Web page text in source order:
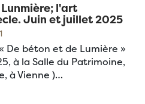
l'art
Juin et juillet 2025
De béton et de Lumière »
à la Salle du Patrimoine,
à Vienne )…